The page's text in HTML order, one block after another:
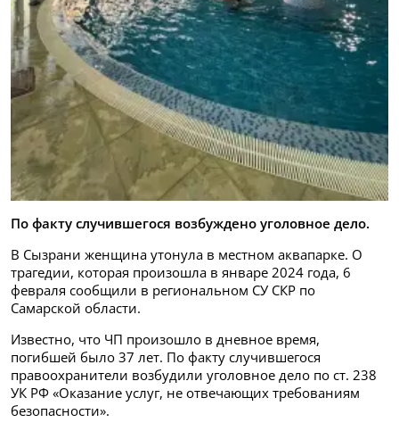
По факту случившегося возбуждено уголовное дело.
В Сызрани женщина утонула в местном аквапарке. О
трагедии, которая произошла в январе 2024 года, 6
февраля сообщили в региональном СУ СКР по
Самарской области.
Известно, что ЧП произошло в дневное время,
погибшей было 37 лет. По факту случившегося
правоохранители возбудили уголовное дело по ст. 238
УК РФ «Оказание услуг, не отвечающих требованиям
безопасности».